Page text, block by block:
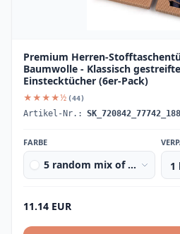
Premium Herren-
Baumwolle - Klassisch
Einstecktücher (6er-Pack)
★★★★½ (44)
Artikel-Nr.:
FARBE
5 random mix of
11.14 EUR